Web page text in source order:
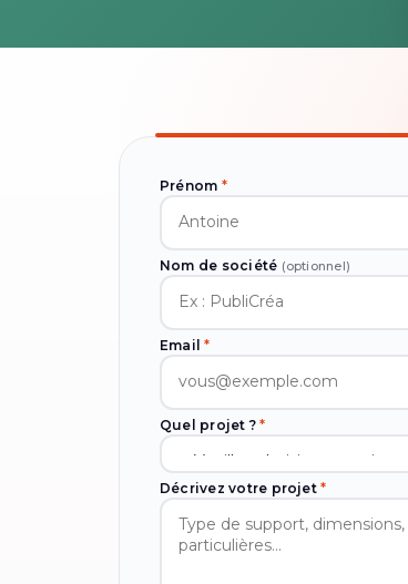
Prénom *
Nom de société (optionnel)
Email*
Quel projet ?*
Décrivez votre projet*